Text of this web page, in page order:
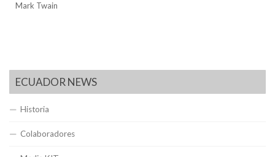
Mark Twain
ECUADOR NEWS
Historia
Colaboradores